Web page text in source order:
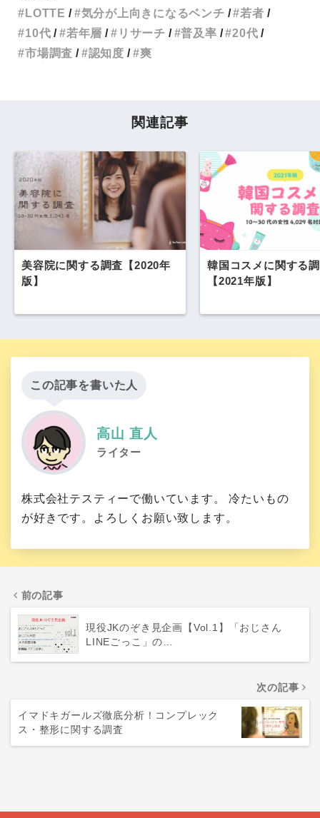
LOTTE
気分が上向きになるベンチ
若者
10代
若年層 リサーチ 普及率
20代
市場調査
認知度 爽
関連記事
美容院に関する調査【2020年
版】
韓国コスメに関する
【2021年版】
この記事を書いた人
高山 直人
ライター
株式会社テスティーで働いています。 冷たいもの
が好きです。よろしくお願い致します。
前の記事
現役JKのぞき見企画【Vol.1】「おじさん
LINEごっこ」の…
次の記事
イマドキガールズ徹底分析！コンプレック
ス・整形に関する調査